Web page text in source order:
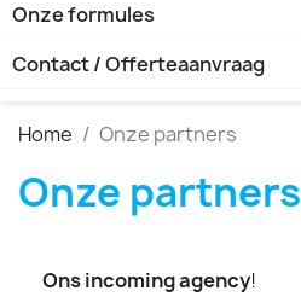
Onze formules
Contact / Offerteaanvraag
Home Onze partners
Onze partners
Ons incoming agency!